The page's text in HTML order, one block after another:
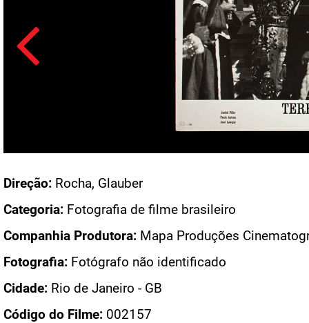
Direção: Rocha, Glauber
Categoria: Fotografia de filme brasileiro
Companhia Produtora: Mapa Produções
Fotografia: Fotógrafo não identificado
Cidade: Rio de Janeiro - GB
Código do Filme: 002157